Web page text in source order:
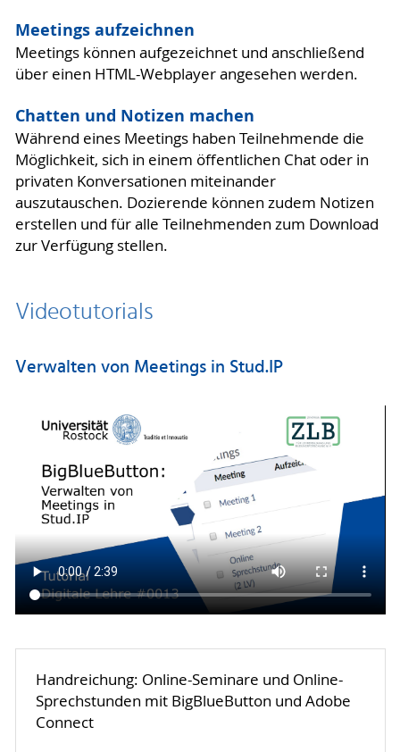
Meetings aufzeichnen
Meetings können aufgezeichnet und anschließend
über einen HTML-Webplayer angesehen werden.
Chatten und Notizen machen
Während eines Meetings haben Teilnehmende die
Möglichkeit, sich in einem öffentlichen Chat oder in
privaten Konversationen miteinander
auszutauschen. Dozierende können zudem Notizen
erstellen und für alle Teilnehmenden zum Download
zur Verfügung stellen.
Videotutorials
Verwalten von Meetings in Stud.IP
Handreichung: Online-Seminare und Online-
Sprechstunden mit BigBlueButton und Adobe
Connect